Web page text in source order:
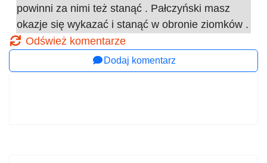
powinni za nimi też stanąć . Pałczyński masz
okazje się wykazać i stanąć w obronie ziomków .
Odśwież komentarze
Dodaj komentarz